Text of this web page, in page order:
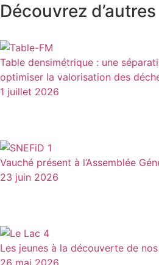
Découvrez
Table densimétrique : une
optimiser la valorisation des
1 juillet 2026
Vauché présent à l’Assemblée
23 juin 2026
Les jeunes à la découverte de